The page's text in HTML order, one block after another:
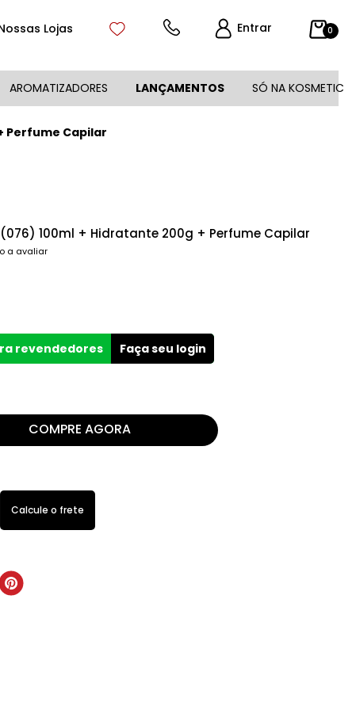
Lojas Entrar 0
AROMATIZADORES LANÇAMENTOS SÓ NA KOSMETIC
Perfume Capilar
(076) 100ml + Hidratante 200g + Perfume Capilar
a avaliar
revendedores Faça seu login
COMPRE AGORA